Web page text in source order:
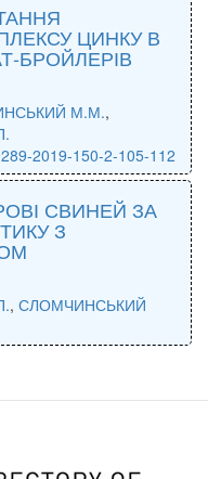
ЦИНКУ В
БРОЙЛЕРІВ
М.М.,
2019-150-2-105-112
СВИНЕЙ ЗА
З
, СЛОМЧИНСЬКИЙ